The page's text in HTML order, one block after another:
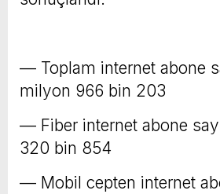
— Toplam internet abone
milyon 966 bin 203
— Fiber internet abone
320 bin 854
— Mobil cepten internet